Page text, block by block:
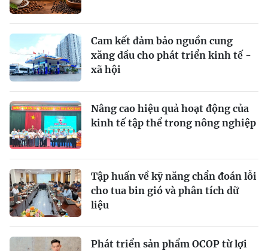
Cam kết đảm bảo nguồn cung
xăng dầu cho phát triển kinh tế -
xã hội
Nâng cao hiệu quả hoạt động của
kinh tế tập thể trong nông nghiệp
Tập huấn về kỹ năng chẩn đoán lỗi
cho tua bin gió và phân tích dữ
liệu
Phát triển sản phẩm OCOP từ lợi